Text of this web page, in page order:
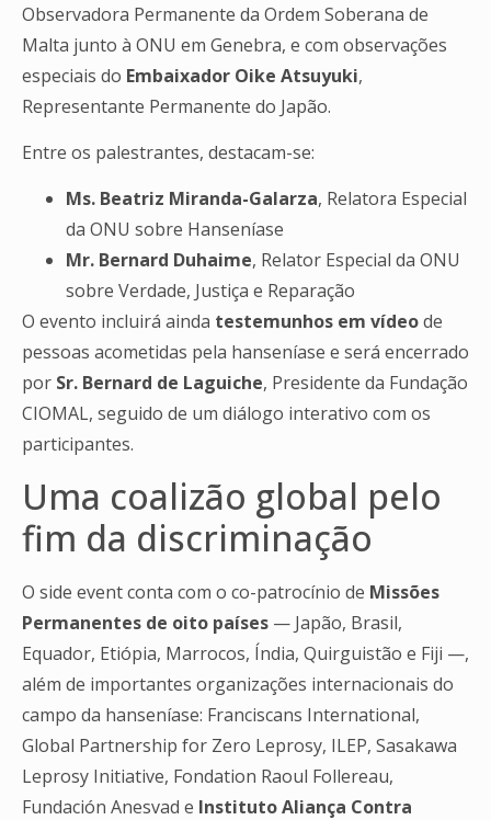
Observadora Permanente da Ordem Soberana de
Malta junto à ONU em Genebra, e com observações
especiais do Embaixador Oike Atsuyuki,
Representante Permanente do Japão.
Entre os palestrantes, destacam-se:
Ms. Beatriz Miranda-Galarza, Relatora Especial
da ONU sobre Hanseníase
Mr. Bernard Duhaime, Relator Especial da ONU
sobre Verdade, Justiça e Reparação
O evento incluirá ainda testemunhos em vídeode
pessoas acometidas pela hanseníase e será encerrado
por Sr. Bernard de Laguiche, Presidente da Fundação
CIOMAL, seguido de um diálogo interativo com os
participantes.
Uma coalizão global pelo
fim da discriminação
O side event conta com o co-patrocínio de Missões
Permanentes de oito países — Japão, Brasil,
Equador, Etiópia, Marrocos, Índia, Quirguistão e Fiji —,
além de importantes organizações internacionais do
campo da hanseníase: Franciscans International,
Global Partnership for Zero Leprosy, ILEP, Sasakawa
Leprosy Initiative, Fondation Raoul Follereau,
Fundación Anesvad e Instituto Aliança Contra